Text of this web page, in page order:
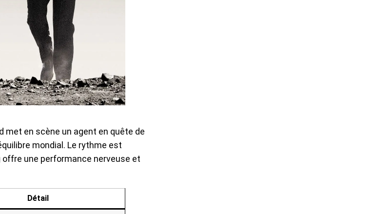
met en scène un agent en quête de
mondial. Le rythme est
offre une performance nerveuse et
Détail